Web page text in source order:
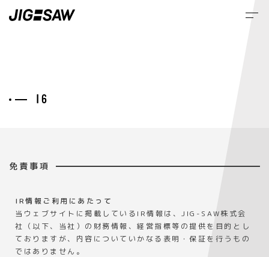
IR
免責事項
IR情報ご利用にあたって
当ウェブサイトに掲載しているIR情報は、JIG-SAW株式会
社（以下、当社）の財務情報、経営指標等の提供を目的とし
ておりますが、内容についていかなる表明・保証を行うもの
ではありません。